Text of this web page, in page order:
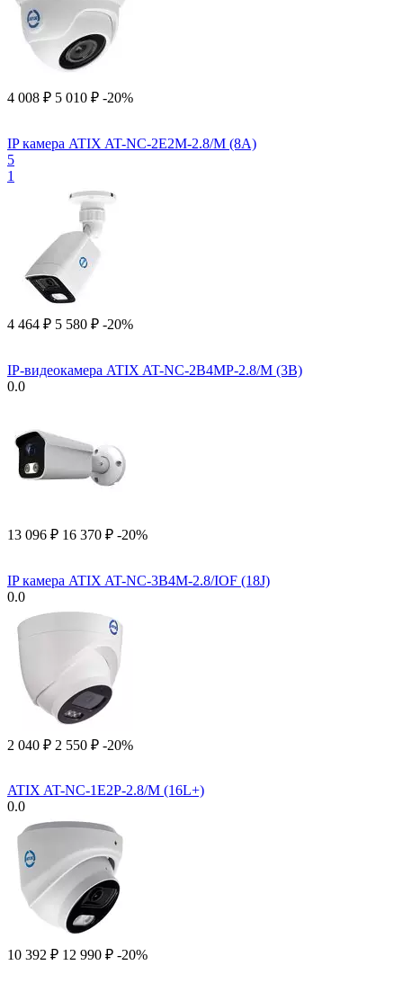
4 008 ₽ 5 010 ₽ -20%
IP камера ATIX AT-NC-2E2M-2.8/M (8A)
5
1
4 464 ₽ 5 580 ₽ -20%
IP-видеокамера ATIX AT-NC-2B4MP-2.8/M (3B)
0.0
13 096 ₽ 16 370 ₽ -20%
IP камера ATIX AT-NC-3B4M-2.8/IOF (18J)
0.0
2 040 ₽ 2 550 ₽ -20%
ATIX AT-NC-1E2P-2.8/M (16L+)
0.0
10 392 ₽ 12 990 ₽ -20%